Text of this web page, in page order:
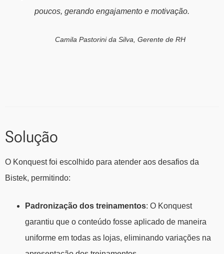
poucos, gerando engajamento e motivação.
Camila Pastorini da Silva, Gerente de RH
Solução
O Konquest foi escolhido para atender aos desafios da
Bistek, permitindo:
Padronização dos treinamentos: O Konquest
garantiu que o conteúdo fosse aplicado de maneira
uniforme em todas as lojas, eliminando variações na